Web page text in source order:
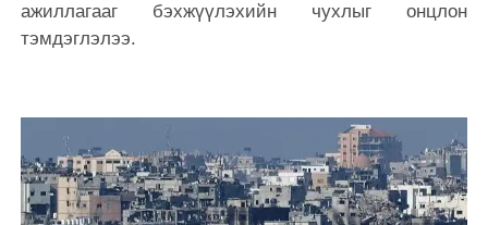
ажиллагааг бэхжүүлэхийн чухлыг онцлон
тэмдэглэлээ.